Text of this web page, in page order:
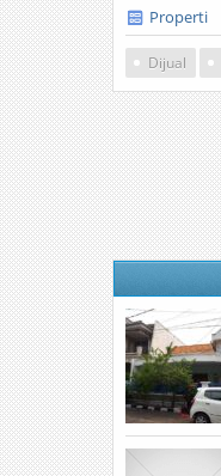
Properti
Dijual